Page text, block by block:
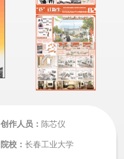
创作人员： 陈芯仪
院校：长春工业大学